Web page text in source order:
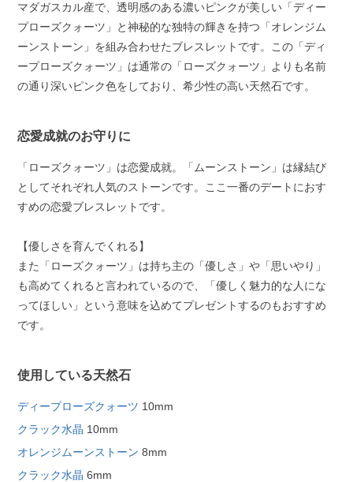
マダガスカル産で、透明感のある濃いピンクが美しい「ディー
プローズクォーツ」と神秘的な独特の輝きを持つ「オレンジム
ーンストーン」を組み合わせたブレスレットです。この「ディ
ープローズクォーツ」は通常の「ローズクォーツ」よりも名前
の通り深いピンク色をしており、希少性の高い天然石です。
恋愛成就のお守りに
「ローズクォーツ」は恋愛成就。「ムーンストーン」は縁結び
としてそれぞれ人気のストーンです。ここ一番のデートにおす
すめの恋愛ブレスレットです。
【優しさを育んでくれる】
また「ローズクォーツ」は持ち主の「優しさ」や「思いやり」
も高めてくれると言われているので、「優しく魅力的な人にな
ってほしい」という意味を込めてプレゼントするのもおすすめ
です。
使用している天然石
ディープローズクォーツ 10mm
クラック水晶 10mm
オレンジムーンストーン 8mm
クラック水晶 6mm